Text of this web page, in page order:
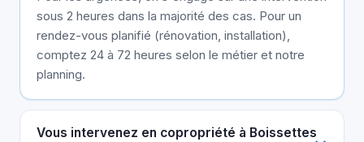
sous 2 heures dans la majorité des cas. Pour un
rendez-vous planifié (rénovation, installation),
comptez 24 à 72 heures selon le métier et notre
planning.
Vous intervenez en copropriété à Boissettes